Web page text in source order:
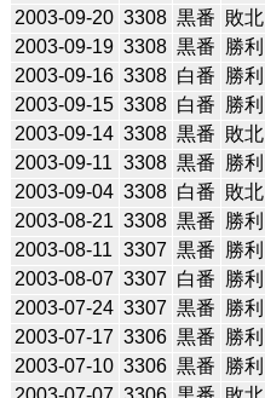
2003-09-20 3308 黒番 敗北
2003-09-19 3308 黒番 勝利
2003-09-16 3308 白番 勝利
2003-09-15 3308 白番 勝利
2003-09-14 3308 黒番 敗北
2003-09-11 3308 黒番 勝利
2003-09-04 3308 白番 敗北
2003-08-21 3308 黒番 勝利
2003-08-11 3307 黒番 勝利
2003-08-07 3307 白番 勝利
2003-07-24 3307 黒番 勝利
2003-07-17 3306 黒番 勝利
2003-07-10 3306 黒番 勝利